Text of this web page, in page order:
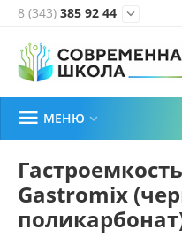
8 (343) 385 92 44 
 МЕНЮ 
Gastromix